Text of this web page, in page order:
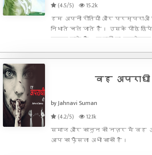
(4.5/5) 15.2k
हम अपनी रीतियों और
निभाते चले जाते हैं। उसके पीछे
समझ पाते है। कहानी का उद्देश्य
वह अपराधी
by Jahnavi Suman
(4.2/5)
12.1k
समाज और कानून की नज़र में वह
आप का फ़ैसला अभी बाकी है।